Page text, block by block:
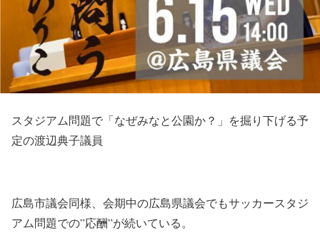
スタジアム問題で「なぜみなと公園か？」を掘り下げる予
定の渡辺典子議員
広島市議会同様、会期中の広島県議会でもサッカースタジ
アム問題での”応酬”が続いている。